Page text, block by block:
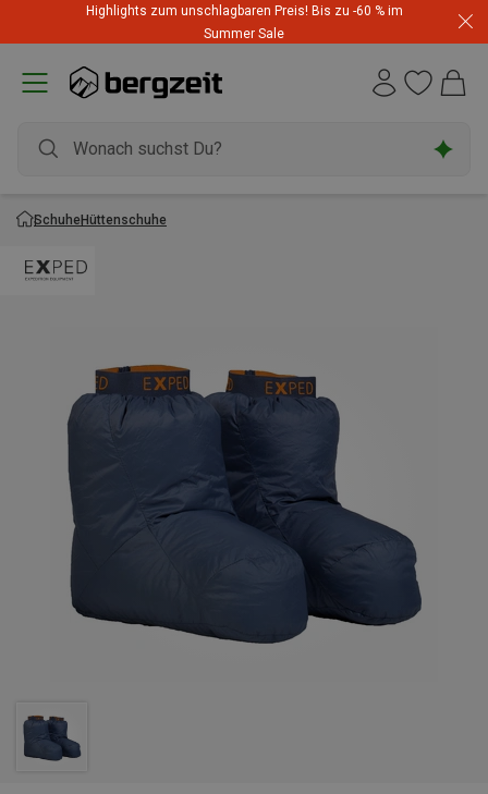
Highlights zum unschlagbaren Preis! Bis zu -60 % im
Summer Sale
SchuheHüttenschuhe